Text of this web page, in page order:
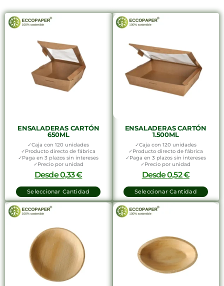
ENSALADERAS CARTÓN
650ML
✓Caja con 120 unidades
✓Producto directo de fábrica
✓Paga en 3 plazos sin intereses
✓Precio por unidad
Desde0,33€
Seleccionar Cantidad
ENSALADERAS CARTÓN
1.500ML
✓Caja con 120 unidades
✓Producto directo de fábrica
✓Paga en 3 plazos sin intereses
✓Precio por unidad
Desde0,52€
Seleccionar Cantidad